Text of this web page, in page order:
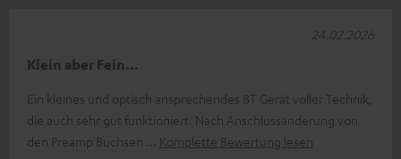
Klein aber Fein...
Ein kleines und optisch ansprechendes BT Gerät voller Technik,
die auch sehr gut funktioniert. Nach Anschlussänderung von
den Preamp Buchsen
Komplette Bewertung lesen
24.02.2026